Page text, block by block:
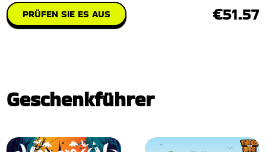
PRÜFEN SIE ES AUS €51.57
Geschenkführer